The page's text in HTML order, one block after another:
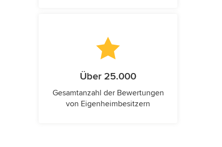
Über 25.000
Gesamtanzahl der Bewertungen
von Eigenheimbesitzern